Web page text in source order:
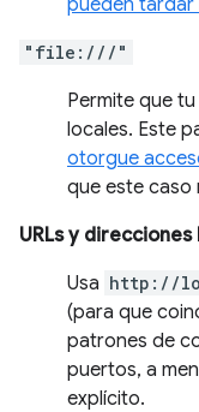
pueden tardar
"file:///"
Permite que
locales. Este
otorgue
que este caso
URLs y
Usa http://
(para que
patrones de
puertos, a
explícito.